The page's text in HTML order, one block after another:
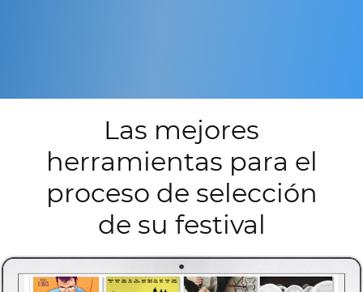
Las mejores
herramientas para el
proceso de selección
de su festival